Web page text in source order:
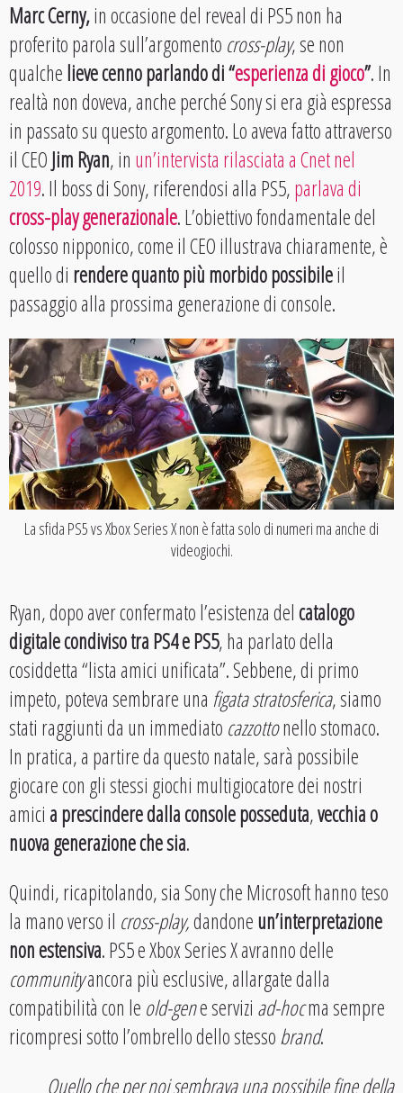
Marc Cerny,in occasione del reveal di PS5 non ha
proferito parola sull’argomento cross-play, se non
qualchelieve cenno parlando di “esperienza di gioco”. In
realtà non doveva, anche perché Sony si era già espressa
in passato su questo argomento. Lo aveva fatto attraverso
il CEOJim Ryan, in un’intervista rilasciata a Cnet nel
2019. Il boss di Sony, riferendosi alla PS5,parlava di
cross-play generazionale. L’obiettivo fondamentale del
colosso nipponico, come il CEO illustrava chiaramente, è
quello di rendere quanto più morbido possibileil
passaggio alla prossima generazione di console.
La sfida PS5 vs Xbox Series X non è fatta solo di numeri ma anche di
videogiochi.
Ryan, dopo aver confermato l’esistenza delcatalogo
digitale condiviso tra PS4 e PS5, ha parlato della
cosiddetta “lista amici unificata”. Sebbene, di primo
impeto, poteva sembrare una figata stratosferica, siamo
stati raggiunti da un immediato cazzottonello stomaco.
In pratica, a partire da questo natale, sarà possibile
giocare con gli stessi giochi multigiocatore dei nostri
amicia prescindere dalla console posseduta,vecchia o
nuova generazione che sia.
Quindi, ricapitolando, sia Sony che Microsoft hanno teso
la mano verso il cross-play,dandoneun’interpretazione
non estensiva. PS5 e Xbox Series X avranno delle
communityancora più esclusive, allargate dalla
compatibilità con le old-gene servizi ad-hocma sempre
ricompresi sotto l’ombrello dello stessobrand.
Quello che per noi sembrava una possibile fine della